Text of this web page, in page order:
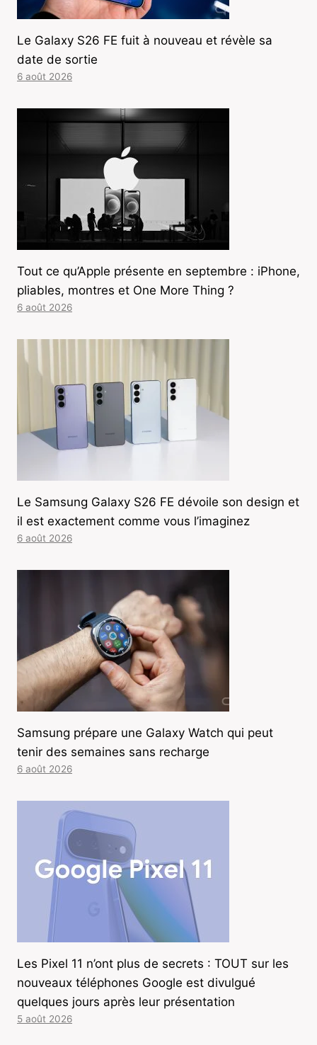
Le Galaxy S26 FE fuit à nouveau et révèle sa
date de sortie
6 août 2026
Tout ce qu’Apple présente en septembre : iPhone,
pliables, montres et One More Thing ?
6 août 2026
Le Samsung Galaxy S26 FE dévoile son design et
il est exactement comme vous l’imaginez
6 août 2026
Samsung prépare une Galaxy Watch qui peut
tenir des semaines sans recharge
6 août 2026
Les Pixel 11 n’ont plus de secrets : TOUT sur les
nouveaux téléphones Google est divulgué
quelques jours après leur présentation
5 août 2026